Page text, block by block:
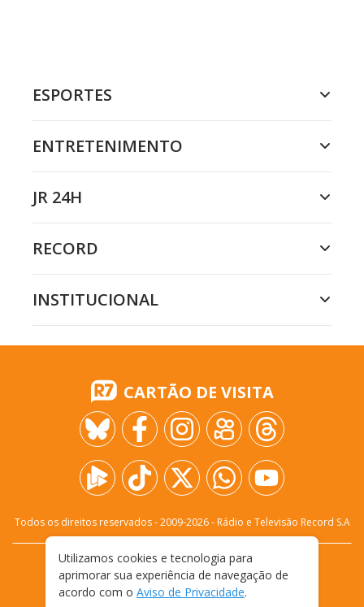
ESPORTES
ENTRETENIMENTO
JR 24H
RECORD
INSTITUCIONAL
CARTÃO DE VISITA
Todos os direitos reservados - 2009-2026- Rádio e Televisão Record S.A
FALE CONOSCO
PRIVACIDADE
TERMOS E CONDIÇÕES DE USO
Utilizamos cookies e tecnologia para
aprimorar sua experiência de navegação de
acordo com o Aviso de Privacidade.